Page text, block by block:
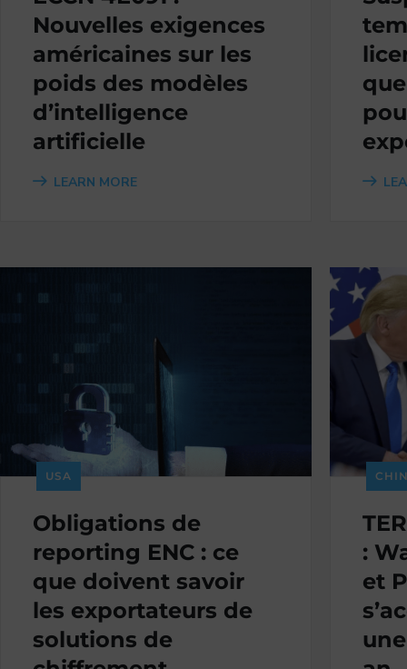
Nouvelles exigences
américaines sur les
poids des modèles
d’intelligence
artificielle
LEARN MORE
USA
Obligations de
reporting ENC : ce
que doivent savoir
les exportateurs de
solutions de
:
et